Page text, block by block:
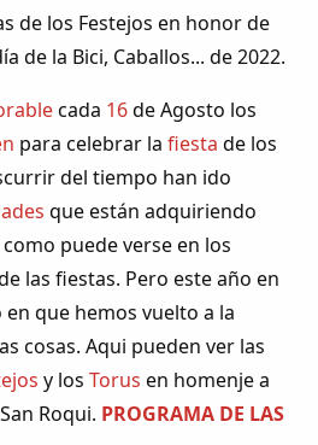
de los Festejos en honor de
de la Bici, Caballos... de 2022.
cada 16de Agosto los
para celebrar la fiesta de los
del tiempo han ido
que están adquiriendo
como puede verse en los
las fiestas. Pero este año en
que hemos vuelto a la
cosas. Aqui pueden ver las
y los Torus en homenje a
Roqui. PROGRAMA DE LAS